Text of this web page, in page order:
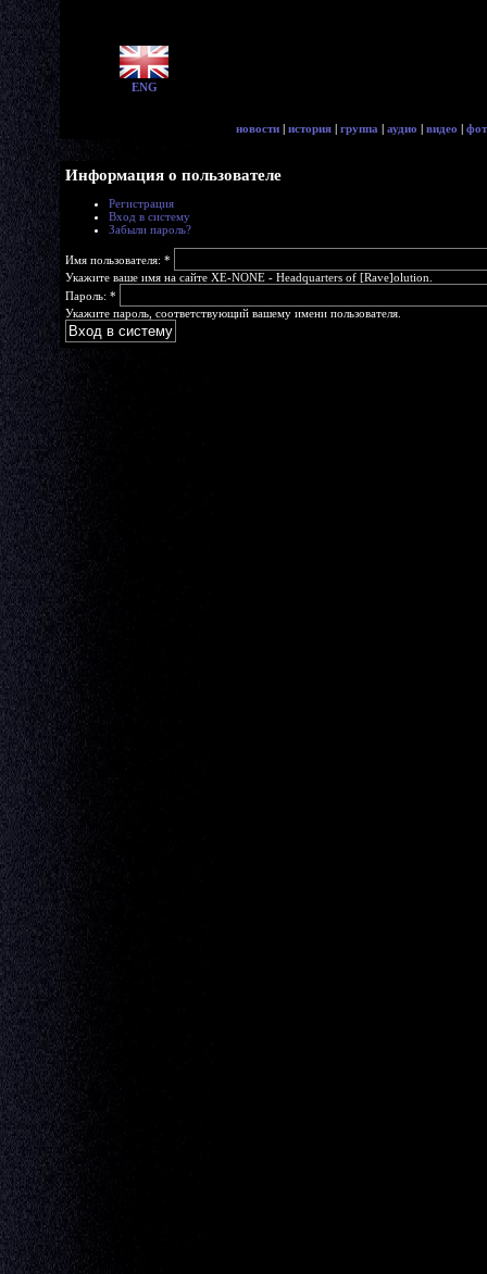
ENG
новости | история | группа | аудио | видео |
Информация о пользователе
Регистрация
Вход в систему
Забыли пароль?
Имя пользователя: *
Укажите ваше имя на сайте XE-NONE - Headquarters of [Rave]olution.
Пароль: *
Укажите пароль, соответствующий вашему имени пользователя.